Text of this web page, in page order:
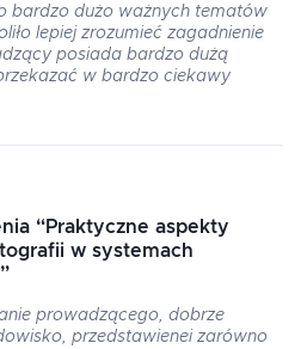
bardzo dużo ważnych tematów
lepiej zrozumieć zagadnienie
posiada bardzo dużą
w bardzo ciekawy
“Praktyczne aspekty
w systemach
”
prowadzącego, dobrze
przedstawienei zarówno